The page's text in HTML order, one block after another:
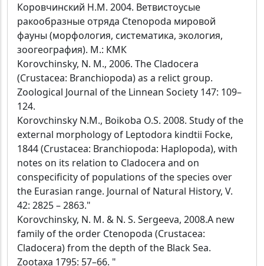
Коровчинский Н.М. 2004. Ветвистоусые
ракообразные отряда Ctenopoda мировой
фауны (морфология, систематика, экология,
зоогеография). М.: КМК
Korovchinsky, N. M., 2006. The Cladocera
(Crustacea: Branchiopoda) as a relict group.
Zoological Journal of the Linnean Society 147: 109–
124.
Korovchinsky N.M., Boikoba O.S. 2008. Study of the
external morphology of Leptodora kindtii Focke,
1844 (Crustacea: Branchiopoda: Haplopoda), with
notes on its relation to Cladocera and on
conspecificity of populations of the species over
the Eurasian range. Journal of Natural History, V.
42: 2825 – 2863."
Korovchinsky, N. M. & N. S. Sergeeva, 2008.A new
family of the order Ctenopoda (Crustacea:
Cladocera) from the depth of the Black Sea.
Zootaxa 1795: 57–66. "